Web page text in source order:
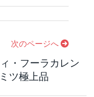
次のページへ
・フーラカレン
ツ極上品